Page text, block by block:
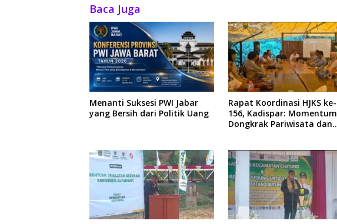
Baca Juga
Menanti Suksesi PWI Jabar
yang Bersih dari Politik Uang
Rapat Koordinasi HJKS ke-
156, Kadispar: Momentum
Dongkrak Pariwisata dan